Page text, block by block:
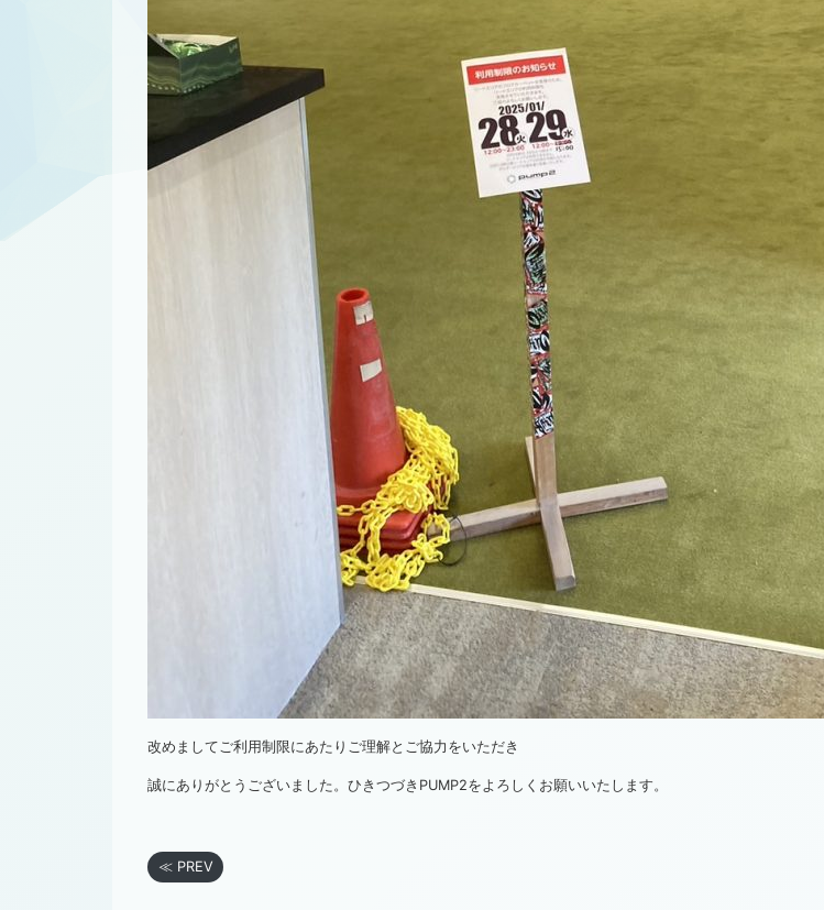
改めましてご利用制限にあたりご理解とご協力をいただき
誠にありがとうございました。ひきつづきPUMP2をよろしくお願いいたします。
≪ PREV